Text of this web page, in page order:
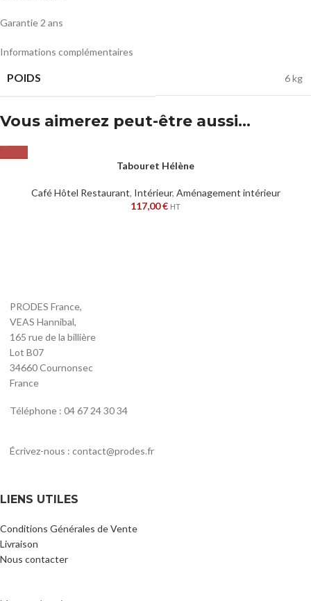
Garantie 2 ans
Informations complémentaires
POIDS 6 kg
Vous aimerez peut-être aussi…
Tabouret Hélène
Café Hôtel Restaurant, Intérieur, Aménagement intérieur
117,00€ HT
PRODES France,
VEAS Hannibal,
165 rue de la billière
Lot B07
34660 Cournonsec
France
Téléphone : 04 67 24 30 34
Écrivez-nous : contact@prodes.fr
LIENS UTILES
Conditions Générales de Vente
Livraison
Nous contacter